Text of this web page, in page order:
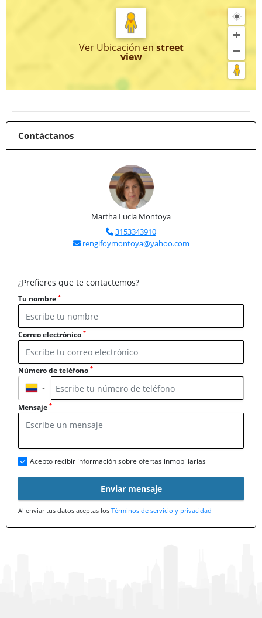
Ver Ubicación en street
view
Contáctanos
Martha Lucia Montoya
3153343910
rengifoymontoya@yahoo.com
¿Prefieres que te contactemos?
Tu nombre *
Correo electrónico *
Número de teléfono *
▼
Mensaje *
Acepto recibir información sobre ofertas inmobiliarias
Enviar mensaje
Al enviar tus datos aceptas los Términos de servicio y privacidad